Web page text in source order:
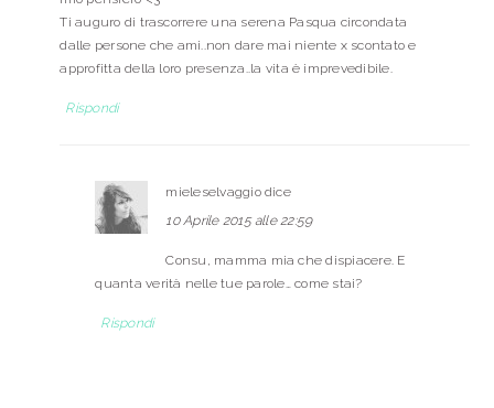
Ti auguro di trascorrere una serena Pasqua circondata
dalle persone che ami..non dare mai niente x scontato e
approfitta della loro presenza..la vita è imprevedibile.
Rispondi
mieleselvaggio dice
10 Aprile 2015 alle 22:59
Consu, mamma mia che dispiacere. E
quanta verità nelle tue parole… come stai?
Rispondi